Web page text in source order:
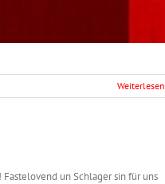
Weiterlesen
Fastelovend un Schlager sin für uns